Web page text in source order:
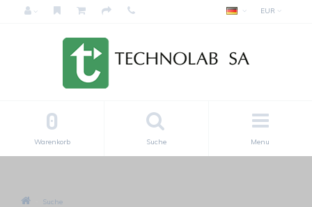
EUR
Menu
Suche
0
Warenkorb
Suche